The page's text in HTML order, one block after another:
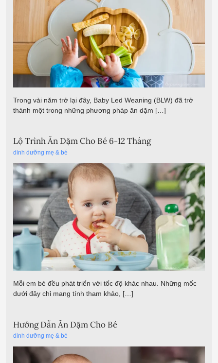
Trong vài năm trở lại đây, Baby Led Weaning (BLW) đã trở
thành một trong những phương pháp ăn dặm […]
Lộ Trình Ăn Dặm Cho Bé 6-12 Tháng
dinh dưỡng mẹ & bé
Mỗi em bé đều phát triển với tốc độ khác nhau. Những mốc
dưới đây chỉ mang tính tham khảo, […]
Hướng Dẫn Ăn Dặm Cho Bé
dinh dưỡng mẹ & bé